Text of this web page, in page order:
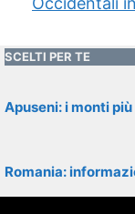
SCELTI PER TE
Apuseni: i monti
Romania: